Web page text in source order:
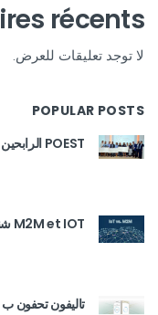
récents
لا توجد تعليقات للعرض.
POPULAR POSTS
POEST الرابحين في مسابقة اورونج les applications
M2M et IOT شنوة الفرق مابين
تاليفون تحفون ب 699 دينار Huawei Y 7 prime